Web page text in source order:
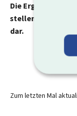
Die Ergebnisse
stellen
dar.
Zum letzten Mal